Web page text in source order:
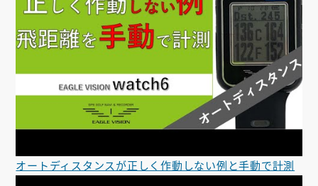
オートディスタンスが正しく作動しない例と手動で計測